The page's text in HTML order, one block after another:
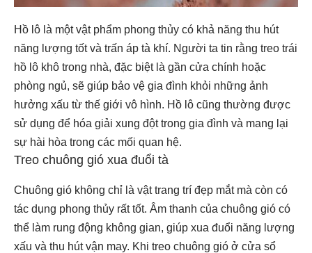
Hồ lô là một vật phẩm phong thủy có khả năng thu hút
năng lượng tốt và trấn áp tà khí. Người ta tin rằng treo trái
hồ lô khô trong nhà, đặc biệt là gần cửa chính hoặc
phòng ngủ, sẽ giúp bảo vệ gia đình khỏi những ảnh
hưởng xấu từ thế giới vô hình. Hồ lô cũng thường được
sử dụng để hóa giải xung đột trong gia đình và mang lại
sự hài hòa trong các mối quan hệ.
Treo chuông gió xua đuổi tà
Chuông gió không chỉ là vật trang trí đẹp mắt mà còn có
tác dụng phong thủy rất tốt. Âm thanh của chuông gió có
thể làm rung động không gian, giúp xua đuổi năng lượng
xấu và thu hút vận may. Khi treo chuông gió ở cửa sổ